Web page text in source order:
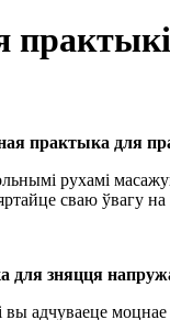
практыка для
рухамі
сваю ўвагу на
для зняцця
адчуваеце моцнае